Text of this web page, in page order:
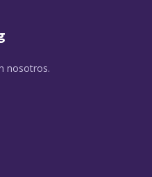
nosotros.